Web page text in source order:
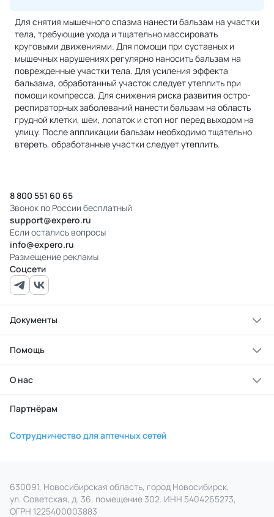
Для снятия мышечного спазма нанести бальзам на участки
тела, требующие ухода и тщательно массировать
круговыми движениями. Для помощи при суставных и
мышечных нарушениях регулярно наносить бальзам на
поврежденные участки тела. Для усиления эффекта
бальзама, обработанный участок следует утеплить при
помощи компресса. Для снижения риска развития остро-
респираторных заболеваний нанести бальзам на область
грудной клетки, шеи, лопаток и стоп ног перед выходом на
улицу. После аппликации бальзам необходимо тщательно
втереть, обработанные участки следует утеплить.
8 800 551 60 65
Звонок по России бесплатный
support@expero.ru
Если остались вопросы
info@expero.ru
Размещение рекламы
Соцсети
Документы
Помощь
О нас
Партнёрам
Сотрудничество для аптечных сетей
630091, Новосибирская область, город Новосибирск,
ул. Советская, д. 36, помещение 302. ИНН 5404265273,
ОГРН 1225400003883